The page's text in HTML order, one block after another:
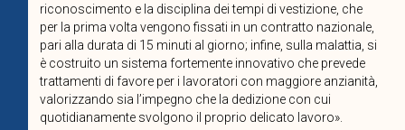
riconoscimento e la disciplina dei tempi di vestizione, che
per la prima volta vengono fissati in un contratto nazionale,
pari alla durata di 15 minuti al giorno; infine, sulla malattia, si
è costruito un sistema fortemente innovativo che prevede
trattamenti di favore per i lavoratori con maggiore anzianità,
valorizzando sia l’impegno che la dedizione con cui
quotidianamente svolgono il proprio delicato lavoro».